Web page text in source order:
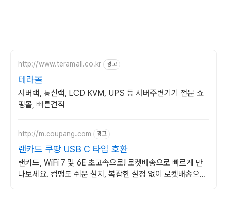
http://www.teramall.co.kr 광고
테라몰
서버랙, 통신랙, LCD KVM, UPS 등 서버주변기기 전문 쇼
핑몰, 빠른견적
http://m.coupang.com 광고
랜카드 쿠팡 USB C 타입 호환
랜카드, WiFi 7 및 6E 초고속으로! 로켓배송으로 빠르게 만
나보세요. 컴맹도 쉬운 설치, 복잡한 설정 없이 로켓배송으로